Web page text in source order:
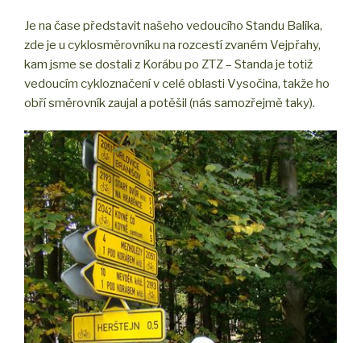
Je na čase představit našeho vedoucího Standu Balíka,
zde je u cyklosměrovníku na rozcestí zvaném Vejpřahy,
kam jsme se dostali z Korábu po ZTZ – Standa je totiž
vedoucím cykloznačení v celé oblasti Vysočina, takže ho
obří směrovník zaujal a potěšil (nás samozřejmě taky).